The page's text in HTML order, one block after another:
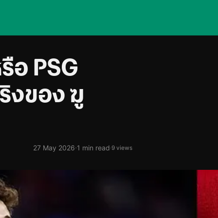
อ PSG
งของ ฆู
27 May 2026·1 min read·9 views